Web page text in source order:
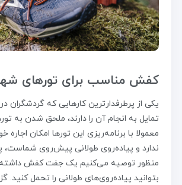
کفش مناسب برای تورهای
یکی از پرطرفدارترین کارهایی که گردشگران
تمایل به انجام آن را دارند، ملحق شدن به
معمولا با برنامه‌ریزی این تورها امکان اجاره
ندارد و پیاده‌روی طولانی پیش‌روی شماست،
منظور توصیه می‌کنیم یک جفت کفش داشته
بتوانید پیاده‌روی‌های طولانی را تحمل کنید.